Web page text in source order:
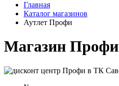
Главная
Каталог магазинов
Аутлет Профи
Магазин Профи